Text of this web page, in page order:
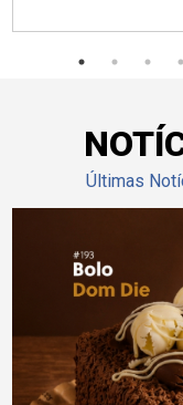
Últimas